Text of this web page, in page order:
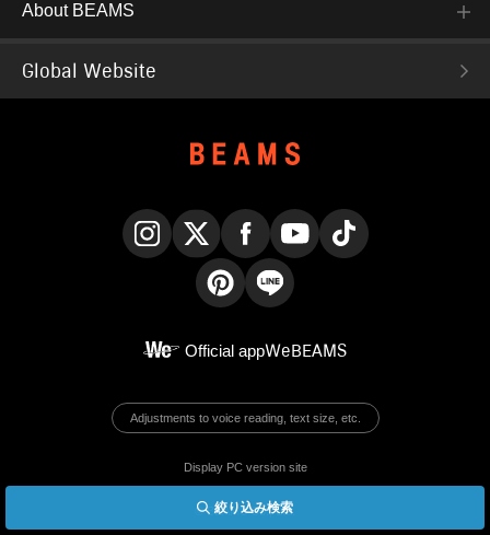
絞り込み検索
About BEAMS
Global Website
Official appWeBEAMS
Adjustments to voice reading, text size, etc.
Display PC version site
© BEAMS Co., Ltd.
English